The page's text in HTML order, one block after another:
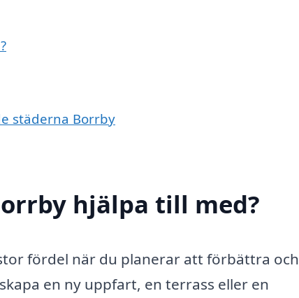
städerna Borrby
hjälpa till med?
fördel när du planerar att förbättra och
en ny uppfart, en terrass eller en